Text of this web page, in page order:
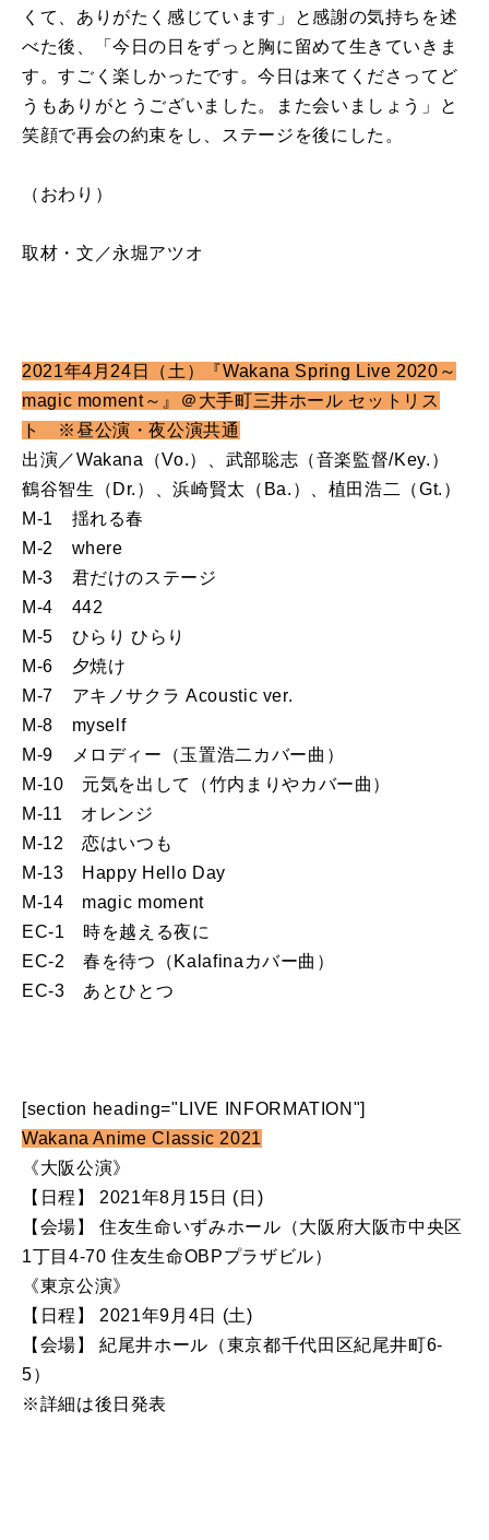
くて、ありがたく感じています」と感謝の気持ちを述
べた後、「今日の日をずっと胸に留めて生きていきま
す。すごく楽しかったです。今日は来てくださってど
うもありがとうございました。また会いましょう」と
笑顔で再会の約束をし、ステージを後にした。
（おわり）
取材・文／永堀アツオ
2021年4月24日（土）『Wakana Spring Live 2020～
magic moment～』＠大手町三井ホール セットリス
ト ※昼公演・夜公演共通
出演／Wakana（Vo.）、武部聡志（音楽監督/Key.）
鶴谷智生（Dr.）、浜崎賢太（Ba.）、植田浩二（Gt.）
M-1 揺れる春
M-2 where
M-3 君だけのステージ
M-4 442
M-5 ひらり ひらり
M-6 夕焼け
M-7 アキノサクラ Acoustic ver.
M-8 myself
M-9 メロディー（玉置浩二カバー曲）
M-10 元気を出して（竹内まりやカバー曲）
M-11 オレンジ
M-12 恋はいつも
M-13 Happy Hello Day
M-14 magic moment
EC-1 時を越える夜に
EC-2 春を待つ（Kalafinaカバー曲）
EC-3 あとひとつ
[section heading="LIVE INFORMATION"]
Wakana Anime Classic 2021
《大阪公演》
【日程】 2021年8月15日 (日)
【会場】 住友生命いずみホール（大阪府大阪市中央区
1丁目4-70 住友生命OBPプラザビル）
《東京公演》
【日程】 2021年9月4日 (土)
【会場】 紀尾井ホール（東京都千代田区紀尾井町6-
5）
※詳細は後日発表